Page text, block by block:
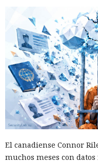
El canadiense Connor
muchos meses con